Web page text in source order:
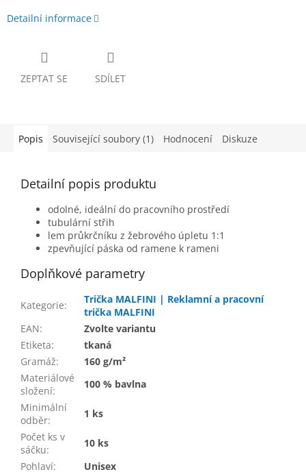
Detailní informace
ZEPTAT SE SDÍLET
Popis Související soubory (1) Hodnocení Diskuze
Detailní popis produktu
odolné, ideální do pracovního prostředí
tubulární střih
lem průkrčníku z žebrového úpletu 1:1
zpevňující páska od ramene k rameni
Doplňkové parametry
Kategorie:
Trička MALFINI | Reklamní a pracovní
trička MALFINI
EAN:
Zvolte variantu
Etiketa:
tkaná
Gramáž:
160 g/m²
Materiálové
složení:
100 % bavlna
Minimální
odběr:
1 ks
Počet ks v
sáčku:
10 ks
Pohlaví:
Unisex